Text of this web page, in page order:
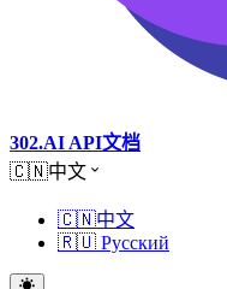
302.AI API文档
🇨🇳中文
🇨🇳中文
🇷🇺 Русский